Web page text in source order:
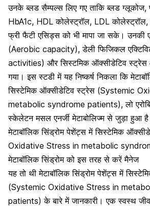
उनके ब्लड सैम्पल्स लिए गए ताकि ब्लड ग्लूकोज,
HbA1c, HDL कोलेस्ट्रॉल, LDL कोलेस्ट्रॉल,
फ्री फैटी एसिड्स को भी मापा जा सके। उनकी
(Aerobic capacity), डेली फिजिकल
activities) और सिस्टमिक ऑक्सीडेटिव स्ट्रेस
गया। इस स्टडी में यह निष्कर्ष निकला कि
सिस्टेमिक ऑक्सीडेटिव स्ट्रेस (Systemic
metabolic syndrome patients), लो
स्केलेटन मसल एनर्जी मेटाबोलिज्म से जुड़ा हुआ
मेटाबॉलिक सिंड्रोम पेशेंट्स में सिस्टेमिक
Oxidative Stress in metabolic
मेटाबॉलिक सिंड्रोम को इस तरह से करें मैनेज
यह तो थी मेटाबॉलिक सिंड्रोम पेशेंट्स में
(Systemic Oxidative Stress in
patients) के बारे में जानकारी। एक स्वस्थ